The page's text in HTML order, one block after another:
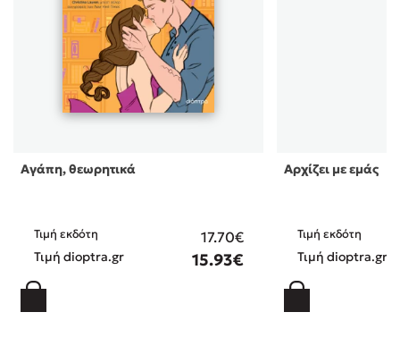
Αγάπη, θεωρητικά
Τιμή εκδότη 17.70€
Τιμή dioptra.gr 15.93€
Αρχίζει με εμάς
Τιμή εκδότη
Τιμή dioptra.gr